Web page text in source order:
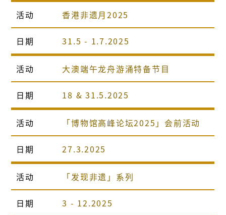
活动 香港非遗月2025
日期 31.5 - 1.7.2025
活动 大澳端午龙舟游涌特备节目
日期 18 & 31.5.2025
活动 「博物馆高峰论坛2025」会前活动
日期 27.3.2025
活动 「发现非遗」系列
日期 3 - 12.2025